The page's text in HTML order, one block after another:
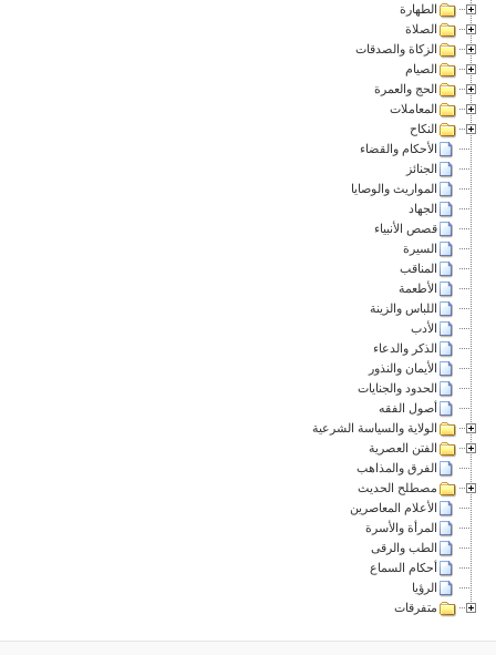
الطهارة
الصلاة
الزكاة والصدقات
الصيام
الحج والعمرة
المعاملات
النكاح
الأحكام والقضاء
الجنائز
المواريث والوصايا
الجهاد
قصص الأنبياء
السيرة
المناقب
الأطعمة
اللباس والزينة
الأدب
الذكر والدعاء
الأيمان والنذور
الحدود والجنايات
أصول الفقه
الولاية والسياسة الشرعية
الفتن العصرية
الفرق والمذاهب
مصطلح الحديث
الأعلام المعاصرين
المرأة والأسرة
الطب والرقى
أحكام السماع
الرؤيا
متفرقات